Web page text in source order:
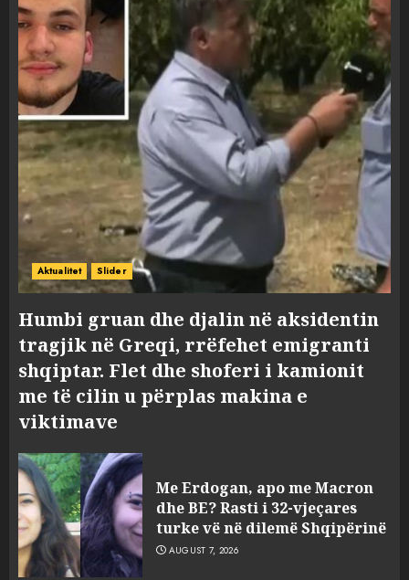
Aktualitet Slider
Humbi gruan dhe djalin në aksidentin
tragjik në Greqi, rrëfehet emigranti
shqiptar. Flet dhe shoferi i kamionit
me të cilin u përplas makina e
viktimave
Me Erdogan, apo me Macron
dhe BE? Rasti i 32-vjeçares
turke vë në dilemë Shqipërinë
AUGUST 7, 2026